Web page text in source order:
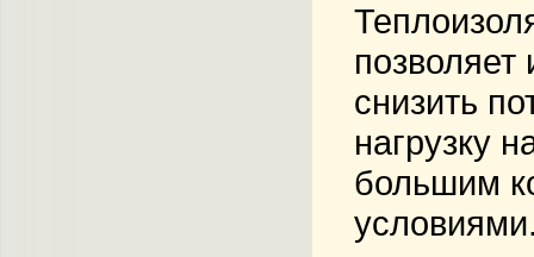
снизить
нагрузку
большим